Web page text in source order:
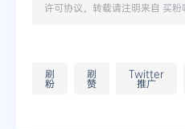
许可协议。转载请注明来自 买粉
刷
粉
刷
赞
Twitter
推广